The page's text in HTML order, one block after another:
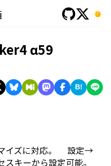
α59
B!
イズに対応。 設定→
キーから設定可能。